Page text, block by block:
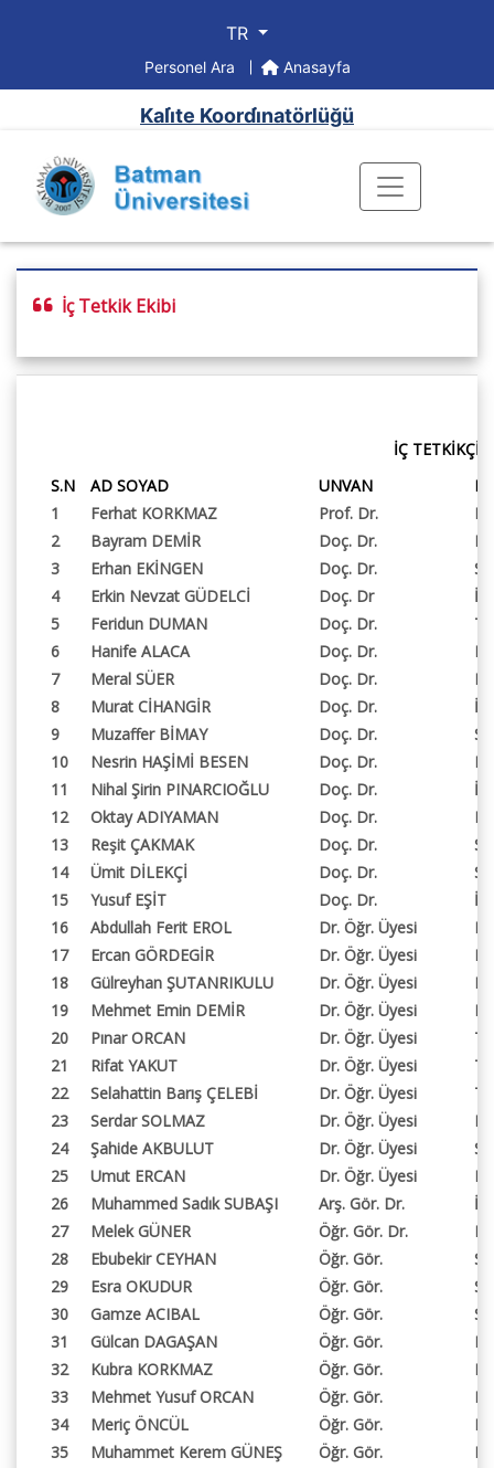
TR
Personel Ara Anasayfa
Kali̇te Koordi̇natörlüğü
İç Tetkik Ekibi
İÇ TETKİKÇİ
S.N
AD SOYAD UNVAN
1
Ferhat KORKMAZ Prof. Dr.
2
Bayram DEMİR Doç. Dr.
3
Erhan EKİNGEN Doç. Dr.
4
Erkin Nevzat GÜDELCİ Doç. Dr
5
Feridun DUMAN Doç. Dr.
6
Hanife ALACA Doç. Dr.
7
Meral SÜER Doç. Dr.
8
Murat CİHANGİR Doç. Dr.
9
Muzaffer BİMAY Doç. Dr.
10
Nesrin HAŞİMİ BESEN Doç. Dr.
11
Nihal Şirin PINARCIOĞLU Doç. Dr.
12
Oktay ADIYAMAN Doç. Dr.
13
Reşit ÇAKMAK Doç. Dr.
14
Ümit DİLEKÇİ Doç. Dr.
15
Yusuf EŞİT Doç. Dr.
16
Abdullah Ferit EROL Dr. Öğr. Üyesi
17
Ercan GÖRDEGİR Dr. Öğr. Üyesi
18
Gülreyhan ŞUTANRIKULU Dr. Öğr. Üyesi
19
Mehmet Emin DEMİR Dr. Öğr. Üyesi
20
Pınar ORCAN Dr. Öğr. Üyesi
21
Rifat YAKUT Dr. Öğr. Üyesi
22
Selahattin Barış ÇELEBİ Dr. Öğr. Üyesi
23
Serdar SOLMAZ Dr. Öğr. Üyesi
24
Şahide AKBULUT Dr. Öğr. Üyesi
25
Umut ERCAN Dr. Öğr. Üyesi
26
Muhammed Sadık SUBAŞI Arş. Gör. Dr.
27
Melek GÜNER Öğr. Gör. Dr.
28
Ebubekir CEYHAN Öğr. Gör.
29
Esra OKUDUR Öğr. Gör.
30
Gamze ACIBAL Öğr. Gör.
31
Gülcan DAGAŞAN Öğr. Gör.
32
Kubra KORKMAZ Öğr. Gör.
33
Mehmet Yusuf ORCAN Öğr. Gör.
34
Meriç ÖNCÜL Öğr. Gör.
35
Muhammet Kerem GÜNEŞ Öğr. Gör.